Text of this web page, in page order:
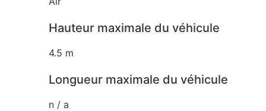
Hauteur maximale du véhicule
4.5 m
Longueur maximale du véhicule
n / a